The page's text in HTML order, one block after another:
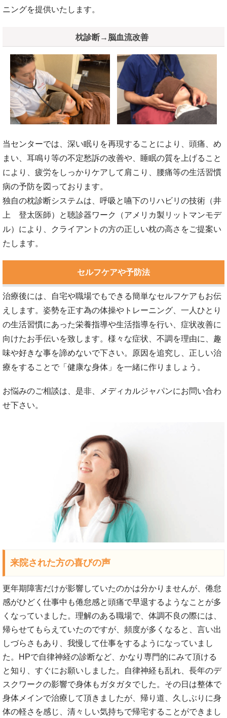
ニングを提供いたします。
枕診断→脳血流改善
当センターでは、深い眠りを再現することにより、頭痛、め
まい、耳鳴り等の不定愁訴の改善や、睡眠の質を上げること
により、疲労をしっかりケアして肩こり、腰痛等の生活習慣
病の予防を図っております。
独自の枕診断システムは、呼吸と嚥下のリハビリの技術（井
上 登太医師）と聴診器ワーク（アメリカ製リットマンモデ
ル）により、クライアントの方の正しい枕の高さをご提案い
たします。
セルフケアや予防法
治療後には、自宅や職場でもできる簡単なセルフケアもお伝
えします。姿勢を正す為の体操やトレーニング、一人ひとり
の生活習慣にあった栄養指導や生活指導を行い、症状改善に
向けたお手伝いを致します。様々な症状、不調を理由に、趣
味や好きな事を諦めないで下さい。原因を追究し、正しい治
療をすることで「健康な身体」を一緒に作りましょう。
お悩みのご相談は、是非、メディカルジャパンにお問い合わ
せ下さい。
来院された方の喜びの声
更年期障害だけが影響していたのかは分かりませんが、倦怠
感がひどく仕事中も倦怠感と頭痛で早退するようなことが多
くなっていました。理解のある職場で、体調不良の際には、
帰らせてもらえていたのですが、頻度が多くなると、言い出
しづらさもあり、我慢して仕事をするようになっていまし
た。HPで自律神経の診断など、かなり専門的にみて頂ける
と知り、すぐにお願いしました。自律神経も乱れ、長年のデ
スクワークの影響で身体もガタガタでした。その日は整体で
身体メインで治療して頂きましたが、帰り道、久しぶりに身
体の軽さを感じ、清々しい気持ちで帰宅することができまし